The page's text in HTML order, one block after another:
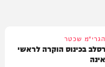
שכטר
בכינוס הוקרה לראשי